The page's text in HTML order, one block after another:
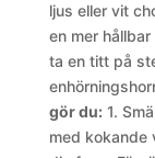
ljus eller vit
en mer
ta en titt på
gör du: 1.
med kokande